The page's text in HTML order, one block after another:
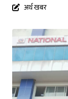
अर्थ खबर